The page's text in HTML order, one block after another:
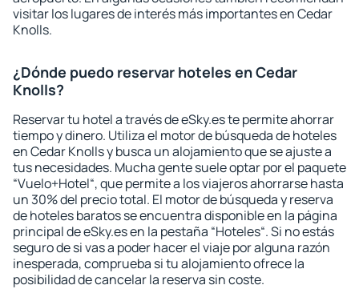
visitar los lugares de interés más importantes en Cedar
Knolls.
¿Dónde puedo reservar hoteles en Cedar
Knolls?
Reservar tu hotel a través de eSky.es te permite ahorrar
tiempo y dinero. Utiliza el motor de búsqueda de hoteles
en Cedar Knolls y busca un alojamiento que se ajuste a
tus necesidades. Mucha gente suele optar por el paquete
“Vuelo+Hotel“, que permite a los viajeros ahorrarse hasta
un 30% del precio total. El motor de búsqueda y reserva
de hoteles baratos se encuentra disponible en la página
principal de eSky.es en la pestaña “Hoteles“. Si no estás
seguro de si vas a poder hacer el viaje por alguna razón
inesperada, comprueba si tu alojamiento ofrece la
posibilidad de cancelar la reserva sin coste.